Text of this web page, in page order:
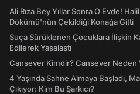
Ali Rıza Bey Yıllar Sonra O Evde!
Dökümü'nün Çekildiği Konağa Gitti
Suça Sürüklenen Çocuklara İlişkin
Edilerek Yasalaştı
Cansever Kimdir? Cansever Neden
4 Yaşında Sahne Almaya Başladı,
Çıkıyor: Kim Bu Şarkıcı?